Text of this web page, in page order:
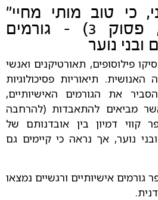
כי טוב מותי מחיי"
(יונה, פרק ד', פסוק 3) - גורמים
נוער
פילוסופים, תאורטיקנים ואנשי
האנושית. תיאוריות פסיכולוגיות
את הגורמים האישיותיים,
מביאים להתאבדות (להרחבה
קווי דמיון בין אובדנותם של
נוער, אך נראה כי קיימים גם
גורמים אישיותיים ורגשיים נמצאו